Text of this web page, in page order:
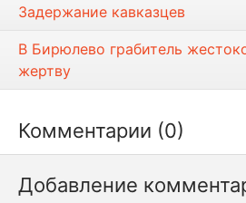
Задержание кавказцев
В Бирюлево грабитель
жертву
Комментарии (0)
Добавление